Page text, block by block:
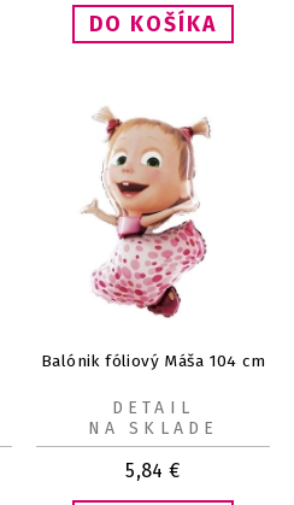
Balónik fóliový Máša 104 cm
5,84 €
DETAIL
NA SKLADE